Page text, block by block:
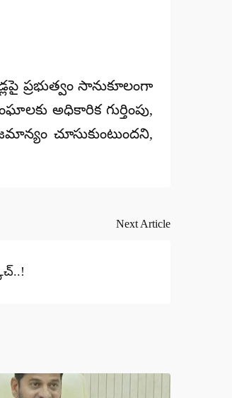
ప్రభుత్వం సానుకూలంగా
అధికారిక గుర్తింపు,
చూసుకుంటుందని,
Next Article